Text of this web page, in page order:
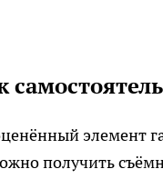
элемент
получить